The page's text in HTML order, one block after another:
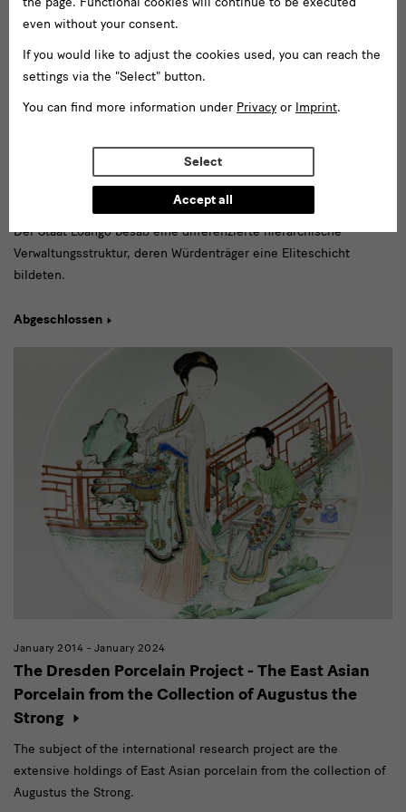
Religion und Gesellschaft im Reich Loango (17. –
Der Staat Loango besaß eine differenzierte hierarchische
Verwaltungsstruktur, deren Würdenträger eine Eliteschicht
bildeten.
Abgeschlossen
January 2014 - January 2024
The Dresden Porcelain Project - The East Asian
Porcelain from the Collection of Augustus the
Strong
The subject of the international research project are the
extensive holdings of East Asian porcelain from the collection of
Augustus the Strong.
even without your consent.
If you would like to adjust the cookies used, you can reach the
settings via the "Select" button.
You can find more information under Privacy or Imprint.
Select
Accept all